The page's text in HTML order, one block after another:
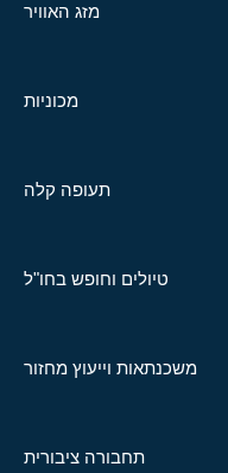
מזג האוויר
מכוניות
תעופה קלה
טיולים וחופש בחו"ל
משכנתאות וייעוץ מחזור
תחבורה ציבורית